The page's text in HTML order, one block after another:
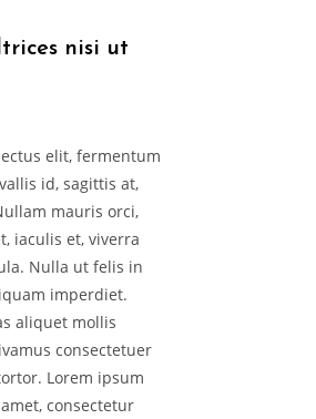
nisi ut
elit, fermentum
id, sagittis at,
mauris orci,
iaculis et, viverra
Nulla ut felis in
imperdiet.
aliquet mollis
consectetuer
Lorem ipsum
consectetur